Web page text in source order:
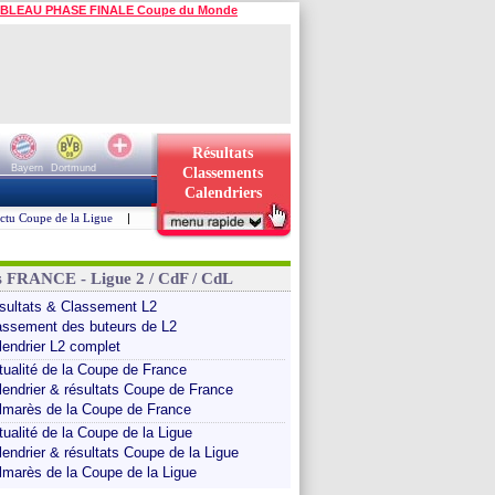
PHASE FINALE Coupe du Monde
Bayern
Dortmund
Résultats
Classements
Calendriers
Coupe de la Ligue |
FRANCE - Ligue 2 / CdF / CdL
& Classement L2
des buteurs de L2
L2 complet
de la Coupe de France
& résultats Coupe de France
de la Coupe de France
de la Coupe de la Ligue
& résultats Coupe de la Ligue
de la Coupe de la Ligue